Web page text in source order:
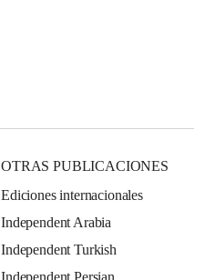
OTRAS PUBLICACIONES
Ediciones internacionales
Independent Arabia
Independent Turkish
Independent Persian